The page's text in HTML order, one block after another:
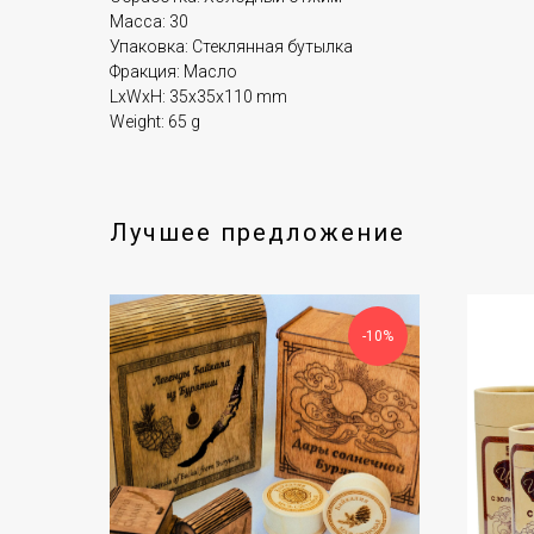
Масса: 30
Упаковка: Стеклянная бутылка
Фракция: Масло
LxWxH: 35x35x110 mm
Weight: 65 g
Лучшее предложение
-10%